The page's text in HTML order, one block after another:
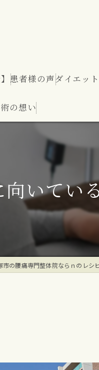
患者様の声ダイエッ
の想い
いてい
市の腰痛専門整体院ならｎのレシ